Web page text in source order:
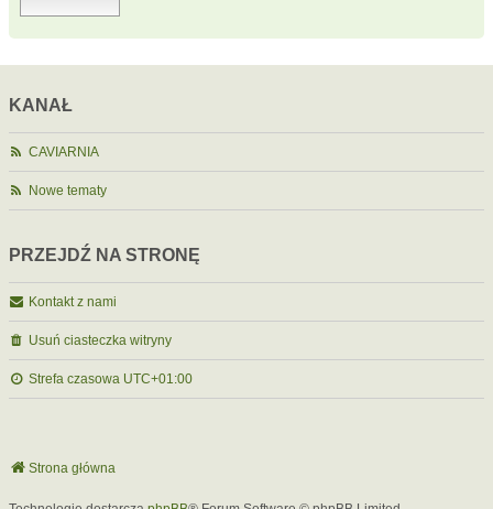
KANAŁ
CAVIARNIA
Nowe tematy
PRZEJDŹ NA STRONĘ
Kontakt z nami
Usuń ciasteczka witryny
Strefa czasowa UTC+01:00
Strona główna